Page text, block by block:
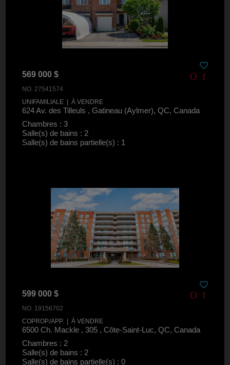
569 000 $
NO. 27541574
UNIFAMILIALE | À VENDRE
624 Av. des Tilleuls , Gatineau (Aylmer), QC, Canada
Chambres : 3
Salle(s) de bains : 2
Salle(s) de bains partielle(s) : 1
599 000 $
NO. 19156702
COPROP./APP. | À VENDRE
6500 Ch. Mackle , 305 , Côte-Saint-Luc, QC, Canada
Chambres : 2
Salle(s) de bains : 2
Salle(s) de bains partielle(s) : 0